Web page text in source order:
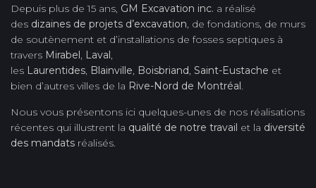
Depuis plus de 15 ans, GM Excavation inc. a réalisé
des dizaines de projets d’excavation, de fondations, de murs
de soutènement et d’installations de fosses septiques à
travers Mirabel, Laval,
les Laurentides, Blainville, Boisbriand, Saint-Eustache et
bien d’autres villes de la Rive-Nord de Montréal.
Nous vous présentons ici quelques-unes de nos réalisations
récentes qui illustrent la qualité de notre travail et la diversité
des mandats réalisés.